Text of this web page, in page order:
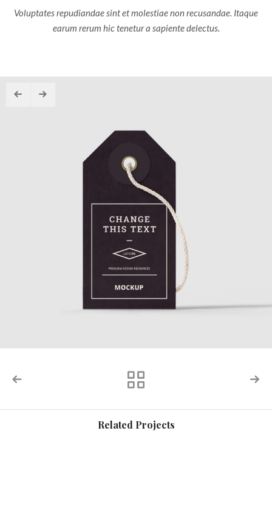
Voluptates repudiandae sint et molestiae non recusandae. Itaque
earum rerum hic tenetur a sapiente delectus.
Related Projects